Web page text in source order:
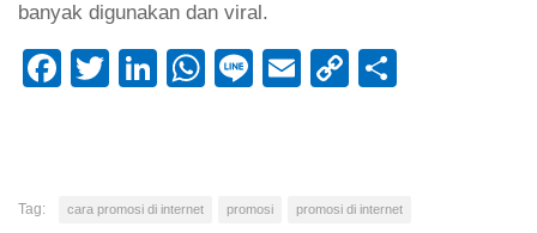
banyak digunakan dan viral.
Facebook
TwitterLinkedIn
WhatsApp
LineEmailCopy
Tag: cara promosi di internet promosi promosi di internet